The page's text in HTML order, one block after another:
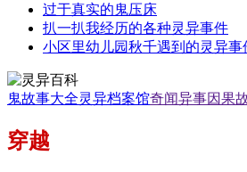
过于真实的鬼压床
扒一扒我经历的各种灵异事件
小区里幼儿园秋千遇到的灵异事
鬼故事大全灵异档案馆奇闻异事因果
穿越